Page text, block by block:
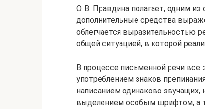
О. В. Правдина полагает, одним
дополнительные средства
облегчается выразительностью
общей ситуацией, в которой
В процессе письменной речи все
употреблением знаков
написанием одинаково
выделением особым шрифтом, а